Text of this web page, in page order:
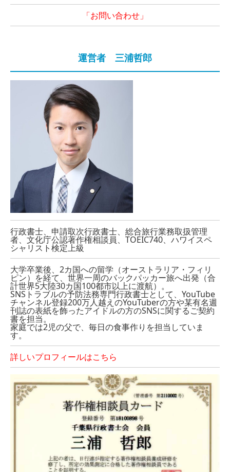
「お問い合わせ」
運営者 三浦哲郎
行政書士、申請取次行政書士、総合旅行業務取扱管理
者、文化庁公認著作権相談員、TOEIC740、ハワイスペ
シャリスト検定上級
大学卒業後、2カ国への留学（オーストラリア・フィリ
ピン）を経て、世界一周のバックパッカー旅へ出発（合
計世界5大陸30カ国100都市以上に渡航）。
SNSトラブルの予防法務専門行政書士として、YouTube
チャンネル登録200万人越えのYouTuberの方や某有名週
刊誌の表紙を飾ったアイドルの方のSNSに関するご契約
書を担当。
家庭では2児の父で、毎日の食事作りを担当していま
す。
詳しいプロフィールはこちら